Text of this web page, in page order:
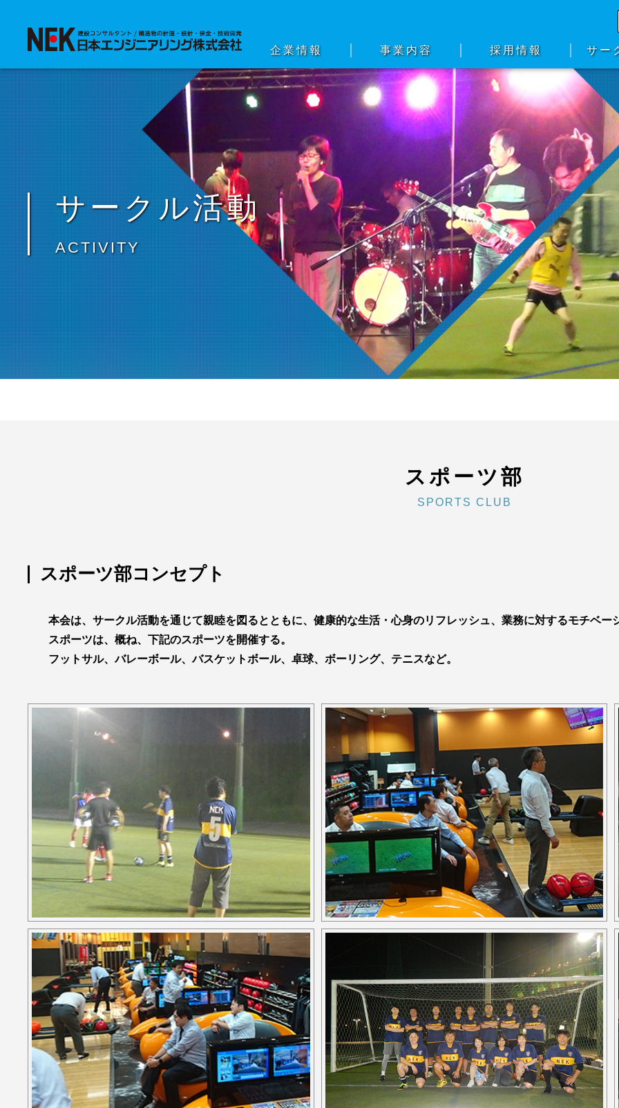
企業情報 事業内容 採用情報 サー
サークル活動
ACTIVITY
スポーツ部
SPORTS CLUB
スポーツ部コンセプト
本会は、サークル活動を通じて親睦を図るとともに、健康的な生活・心身のリフレッシュ、業務に対するモチベー
スポーツは、概ね、下記のスポーツを開催する。
フットサル、バレーボール、バスケットボール、卓球、ボーリング、テニスなど。